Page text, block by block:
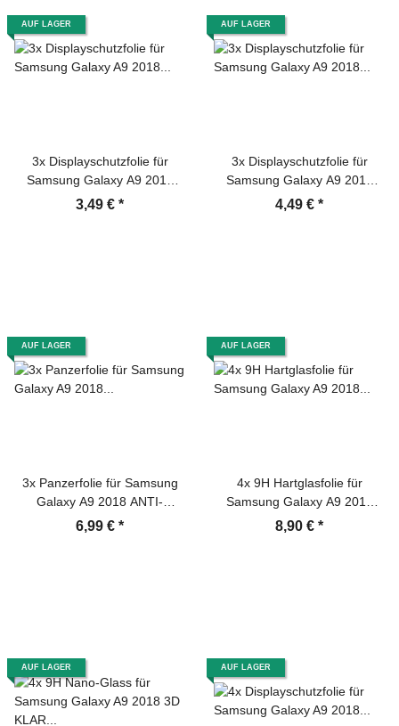
AUF LAGER
3x Displayschutzfolie für
Samsung Galaxy A9 2018
Schutzfolie ANTI-REFLEX
3,49 € *
AUF LAGER
3x Displayschutzfolie für
Samsung Galaxy A9 2018
Schutzfolie Folie HD KLAR
4,49 € *
AUF LAGER
3x Panzerfolie für Samsung
Galaxy A9 2018 ANTI-
SCHOCK Displayschutzfolie
6,99 € *
AUF LAGER
4x 9H Hartglasfolie für
Samsung Galaxy A9 2018
Panzerfolie Displayschutzfolie
8,90 € *
AUF LAGER AUF LAGER